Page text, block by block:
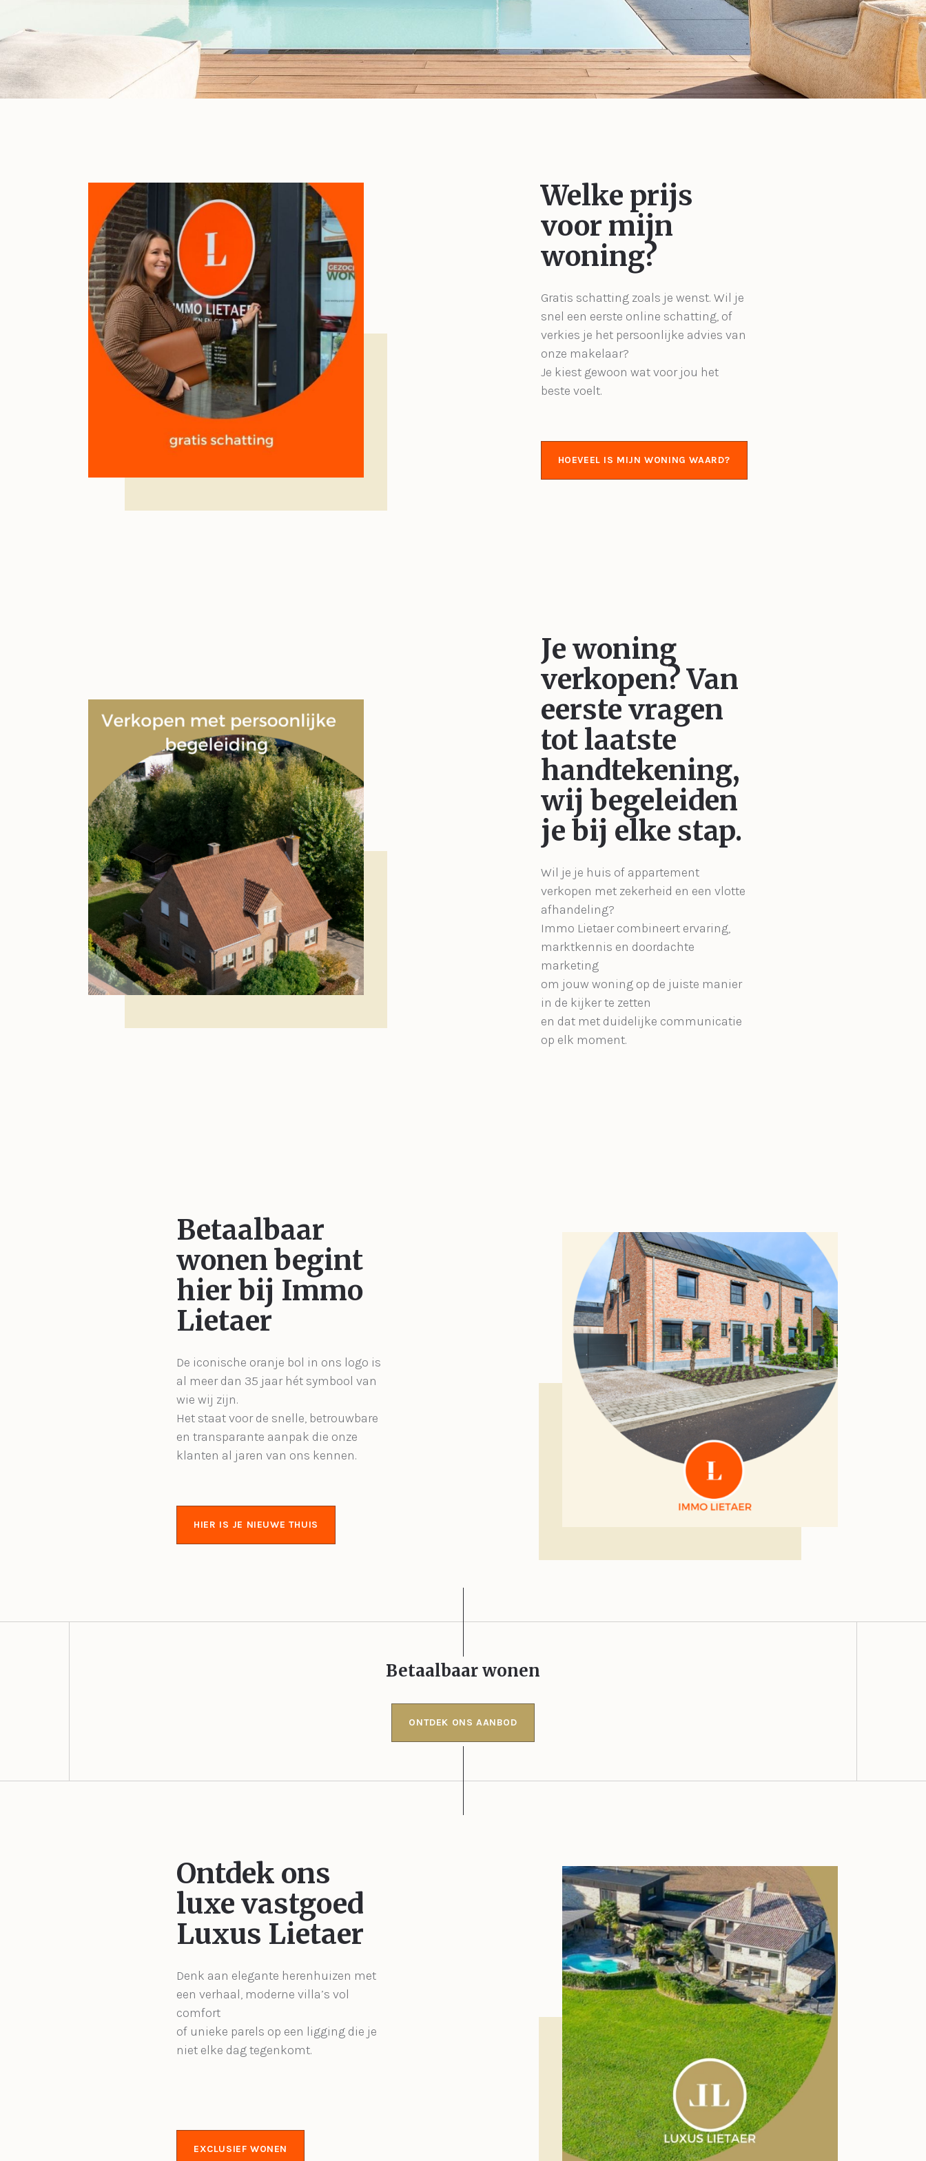
Welke prijs
voor mijn
woning?
Gratis schatting zoals je wenst. Wil je
snel een eerste online schatting, of
verkies je het persoonlijke advies van
onze makelaar?
Je kiest gewoon wat voor jou het
beste voelt.
HOEVEEL IS MIJN WONING WAARD?
Je woning
verkopen?Van
eerste vragen
tot laatste
handtekening,
wij begeleiden
je bij elke stap.
Wil je je huis of appartement
verkopen met zekerheid en een vlotte
afhandeling?
Immo Lietaer combineert ervaring,
marktkennis en doordachte
marketing
om jouw woning op de juiste manier
in de kijker te zetten
en dat met duidelijke communicatie
op elk moment.
Betaalbaar
wonen begint
hier bij Immo
Lietaer
De iconische oranje bol in ons logo is
al meer dan 35 jaar hét symbool van
wie wij zijn.
Het staat voor de snelle, betrouwbare
en transparante aanpak die onze
klanten al jaren van ons kennen.
HIER IS JE NIEUWE THUIS
Betaalbaar wonen
ONTDEK ONS AANBOD
Ontdek ons
luxe vastgoed
Luxus Lietaer
Denk aan elegante herenhuizen met
een verhaal, moderne villa’s vol
comfort
of unieke parels op een ligging die je
niet elke dag tegenkomt.
EXCLUSIEF WONEN